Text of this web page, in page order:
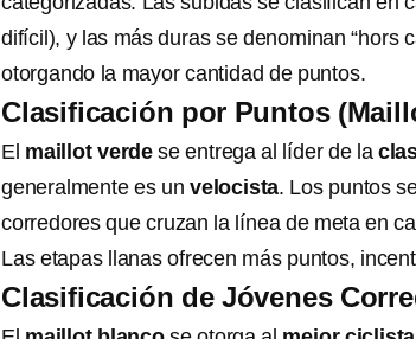
difícil), y las más duras se denominan “hors
otorgando la mayor cantidad de puntos.
Clasificación por Puntos
El maillot verde se entrega al líder de la
generalmente es unvelocista. Los puntos
corredores que cruzan la línea de meta en
Las etapas llanas ofrecen más puntos,
Clasificación de Jóvenes